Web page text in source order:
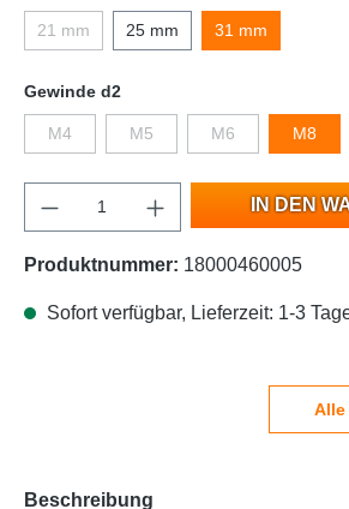
21 mm 25 mm 31 mm
Gewinde d2
M4 M5 M6 M8
IN DEN
Produktnummer: 18000460005
Sofort verfügbar, Lieferzeit: 1-3
Alle
Beschreibung